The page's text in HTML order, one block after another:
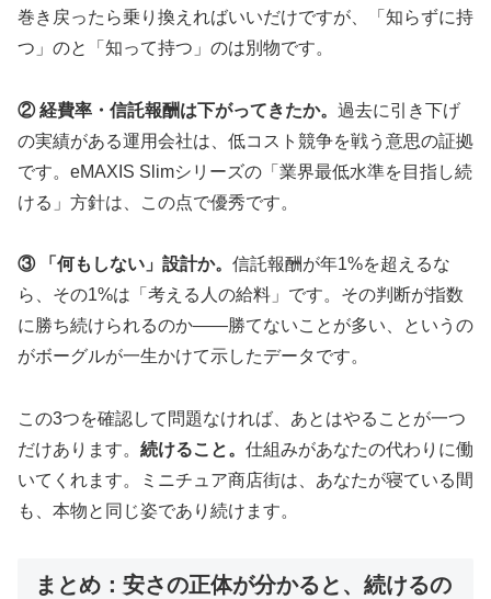
巻き戻ったら乗り換えればいいだけですが、「知らずに持
つ」のと「知って持つ」のは別物です。
② 経費率・信託報酬は下がってきたか。 過去に引き下げ
の実績がある運用会社は、低コスト競争を戦う意思の証拠
です。eMAXIS Slimシリーズの「業界最低水準を目指し続
ける」方針は、この点で優秀です。
③ 「何もしない」設計か。 信託報酬が年1%を超えるな
ら、その1%は「考える人の給料」です。その判断が指数
に勝ち続けられるのか——勝てないことが多い、というの
がボーグルが一生かけて示したデータです。
この3つを確認して問題なければ、あとはやることが一つ
だけあります。 続けること。 仕組みがあなたの代わりに働
いてくれます。ミニチュア商店街は、あなたが寝ている間
も、本物と同じ姿であり続けます。
まとめ：安さの正体が分かると、続けるの